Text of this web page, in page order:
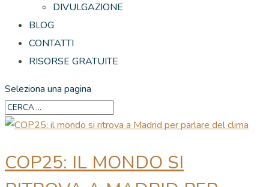
DIVULGAZIONE
BLOG
CONTATTI
RISORSE GRATUITE
Seleziona una pagina
COP25: IL MONDO SI